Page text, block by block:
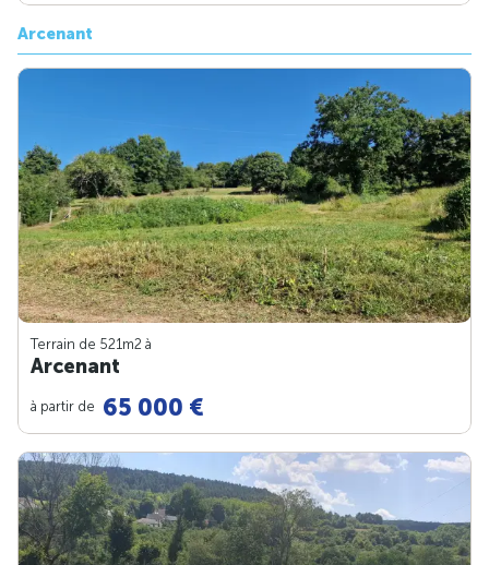
Arcenant
Terrain de 521m2 à
Arcenant
à partir de 65 000 €